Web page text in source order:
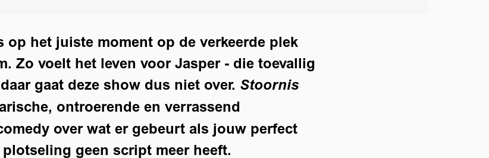
op het juiste moment op de verkeerde plek
Zo voelt het leven voor Jasper - die toevallig
gaat deze show dus niet over. Stoornis
ontroerende en verrassend
over wat er gebeurt als jouw perfect
geen script meer heeft.